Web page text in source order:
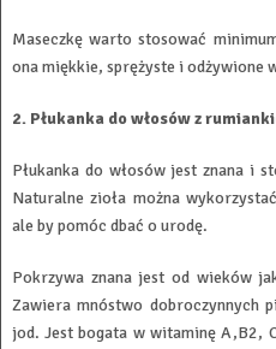
Maseczkę warto stosować
ona miękkie, sprężyste i odżywione
2. Płukanka do włosów z
Płukanka do włosów jest znana i
Naturalne zioła można
ale by pomóc dbać o urodę.
Pokrzywa znana jest od wieków
Zawiera mnóstwo dobroczynnych
jod. Jest bogata w witaminę A,B2,